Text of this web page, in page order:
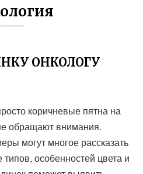
ОНКОЛОГУ
коричневые пятна на
обращают внимания.
могут многое рассказать
особенностей цвета и